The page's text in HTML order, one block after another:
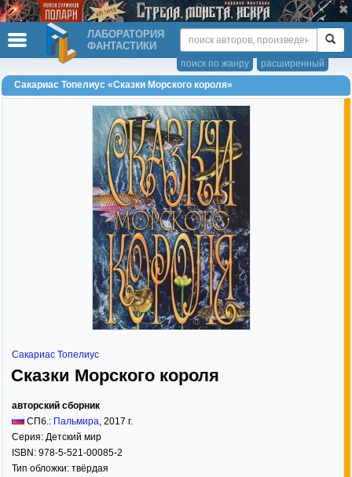
ЛАБОРАТОРИЯ
ФАНТАСТИКИ
расширенный
поиск по жанру
Сакариас Топелиус «Сказки Морского короля»
Сакариас Топелиус
Сказки Морского короля
авторский сборник
СПб.: Пальмира, 2017 г.
Серия: Детский мир
ISBN: 978-5-521-00085-2
Тип обложки: твёрдая